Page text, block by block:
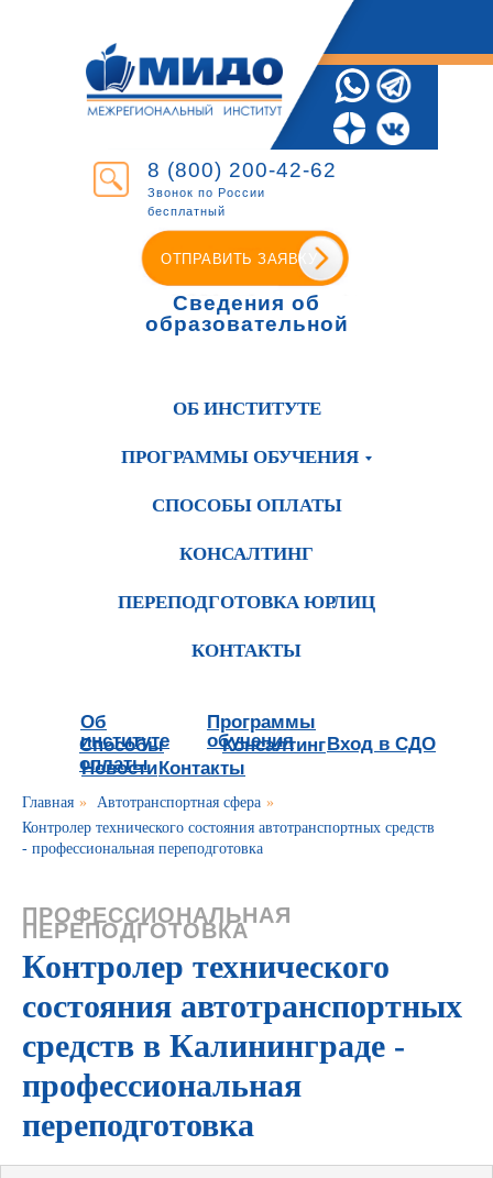
8 (800) 200-42-62
Звонок по России
бесплатный
ОТПРАВИТЬ ЗАЯВКУ
Сведения об
образовательной
ОБ ИНСТИТУТЕ
ПРОГРАММЫ ОБУЧЕНИЯ
СПОСОБЫ ОПЛАТЫ
КОНСАЛТИНГ
ПЕРЕПОДГОТОВКА ЮРЛИЦ
КОНТАКТЫ
Об
институте
Программы
обучения
Способы
оплаты
Консалтинг
Новости
Вход в СДО
Контакты
Главная » Автотранспортная сфера »
Контролер технического состояния автотранспортных средств
- профессиональная переподготовка
ПРОФЕССИОНАЛЬНАЯ
ПЕРЕПОДГОТОВКА
Контролер технического
состояния автотранспортных
средств в Калининграде -
профессиональная
переподготовка